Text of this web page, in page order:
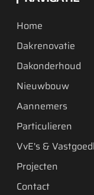
Home
Dakrenovatie
Dakonderhoud
Nieuwbouw
Aannemers
Particulieren
VvE's &
Projecten
Contact